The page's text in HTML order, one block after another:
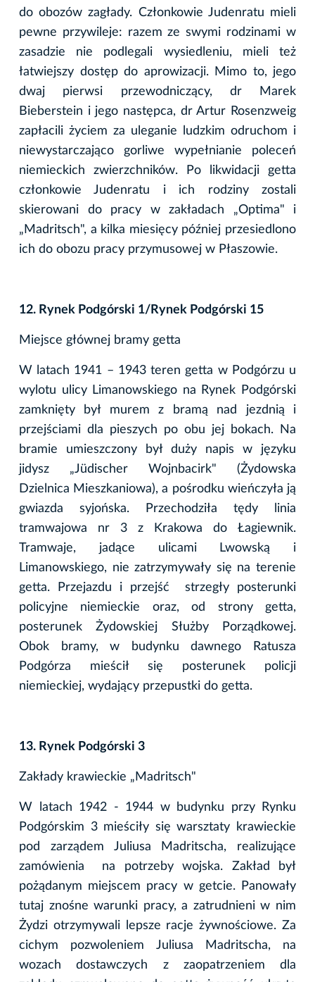
do obozów zagłady. Członkowie Judenratu mieli
pewne przywileje: razem ze swymi rodzinami w
zasadzie nie podlegali wysiedleniu, mieli też
łatwiejszy dostęp do aprowizacji. Mimo to, jego
dwaj pierwsi przewodniczący, dr Marek
Bieberstein i jego następca, dr Artur Rosenzweig
zapłacili życiem za uleganie ludzkim odruchom i
niewystarczająco gorliwe wypełnianie poleceń
niemieckich zwierzchników. Po likwidacji getta
członkowie Judenratu i ich rodziny zostali
skierowani do pracy w zakładach „Optima" i
„Madritsch", a kilka miesięcy później przesiedlono
ich do obozu pracy przymusowej w Płaszowie.
12. Rynek Podgórski 1/Rynek Podgórski 15
Miejsce głównej bramy getta
W latach 1941 – 1943 teren getta w Podgórzu u
wylotu ulicy Limanowskiego na Rynek Podgórski
zamknięty był murem z bramą nad jezdnią i
przejściami dla pieszych po obu jej bokach. Na
bramie umieszczony był duży napis w języku
jidysz „Jüdischer Wojnbacirk" (Żydowska
Dzielnica Mieszkaniowa), a pośrodku wieńczyła ją
gwiazda syjońska. Przechodziła tędy linia
tramwajowa nr 3 z Krakowa do Łagiewnik.
Tramwaje, jadące ulicami Lwowską i
Limanowskiego, nie zatrzymywały się na terenie
getta. Przejazdu i przejść strzegły posterunki
policyjne niemieckie oraz, od strony getta,
posterunek Żydowskiej Służby Porządkowej.
Obok bramy, w budynku dawnego Ratusza
Podgórza mieścił się posterunek policji
niemieckiej, wydający przepustki do getta.
13. Rynek Podgórski 3
Zakłady krawieckie „Madritsch"
W latach 1942 - 1944 w budynku przy Rynku
Podgórskim 3 mieściły się warsztaty krawieckie
pod zarządem Juliusa Madritscha, realizujące
zamówienia na potrzeby wojska. Zakład był
pożądanym miejscem pracy w getcie. Panowały
tutaj znośne warunki pracy, a zatrudnieni w nim
Żydzi otrzymywali lepsze racje żywnościowe. Za
cichym pozwoleniem Juliusa Madritscha, na
wozach dostawczych z zaopatrzeniem dla